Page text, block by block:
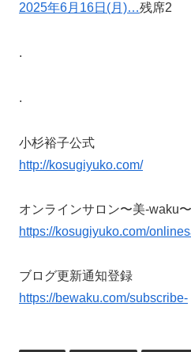
2025年6月16日(月)…残席2
.
.
小杉裕子公式
http://kosugiyuko.com/
オンラインサロン〜美-waku〜
https://kosugiyuko.com/
ブログ更新通知登録
https://bewaku.com/subscribe-